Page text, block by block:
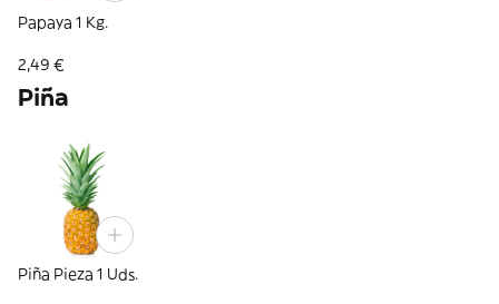
Papaya 1 Kg.
2,49 €
Piña
Piña Pieza 1 Uds.